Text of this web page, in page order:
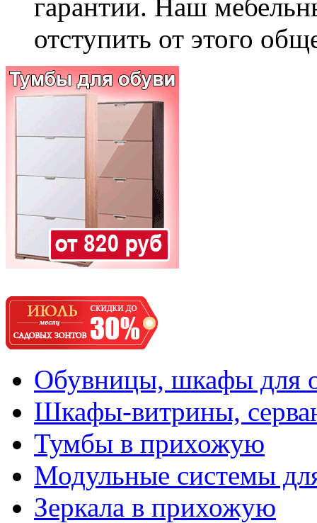
гарантии. Наш
отступить от этого
Обувницы, шкафы для
Шкафы-витрины,
Тумбы в прихожую
Модульные системы
Зеркала в прихожую